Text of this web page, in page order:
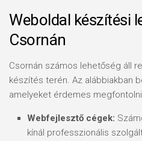
Weboldal készítési
Csornán
Csornán számos lehetőség áll
készítés terén. Az alábbiakban
amelyeket érdemes
Webfejlesztő cégek:
kínál professzionális